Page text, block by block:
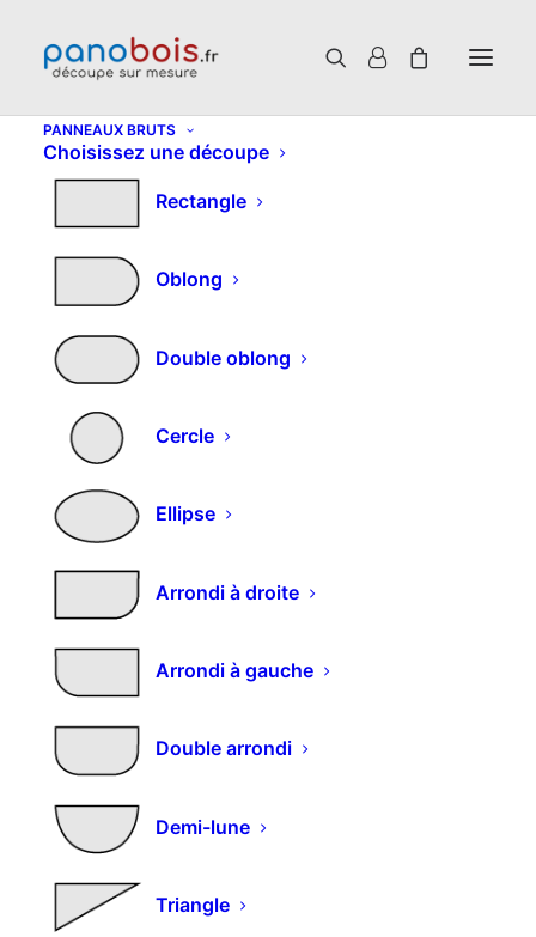
PANNEAUX BRUTS
Choisissez une découpe
Rectangle
Oblong
Double oblong
Cercle
Ellipse
Arrondi à droite
Arrondi à gauche
Double arrondi
Demi-lune
Triangle
Choisissez un produit
Il semble que nous ne pouvons pas trouver ce
que vous cherchez. Peut-être qu'une recherche
peut vous aider.
Comment commander
Nos produits
Couleurs et décors
Expédition et livraison
Mon compte